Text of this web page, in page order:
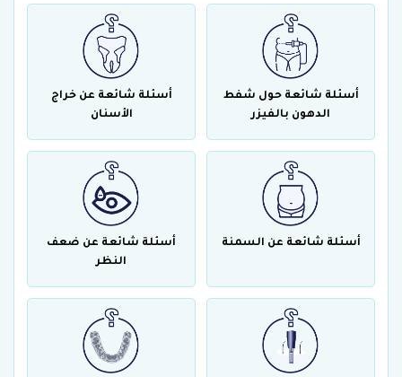
أسئلة شائعة حول شفط
الدهون بالفيزر
أسئلة شائعة عن خراج
الأسنان
أسئلة شائعة عن السمنة
أسئلة شائعة عن ضعف
النظر